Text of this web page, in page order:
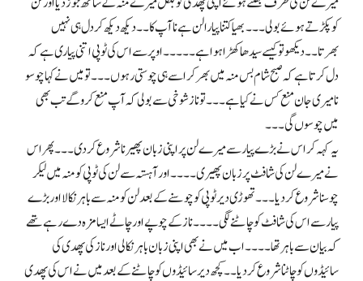
کو پکڑتے ہوئے بولی۔۔۔ بھیا کتنا پیارا لن ہے نا آپ کا۔۔ دیکھ دیکھ کر دل ہی نہیں
بھرتا۔۔ دیکھو تو کیسے سیدھا کھڑا ہوا ہے۔۔۔۔۔ اوپر سے اس کی ٹوپی اتنی پیاری ہے کہ
دل کرتا ہے کہ صبح شام بس منہ میں بھر کر اسے ہی چوستی رہوں ۔۔۔ تو میں نے کہا چوسو
نا میری جان منع کس نے کیا ہے۔۔۔ تو ناز شوخی سے بولی کہ آپ منع کرو گے تب بھی
میں چوسوں گی۔۔۔
یہ کہہ کر اس نے بڑے پیار سے میرے لن پر اپنی زبان پھیر نا شروع کر دی۔۔۔ پھر اس
نے میرے لن کی شافٹ پر زبان پھیری۔۔۔۔ اور آہستہ سے لن کی ٹوپی کو منہ میں لیکر
چوسنا شروع کر دیا۔۔۔ تھوڑی دیر ٹوپی کو چوسنے کے بعد لن کو منہ سے باہر نکالا اور بڑے
پیار سے اس کی شافٹ کو چاٹنے لگی۔۔۔۔ ناز کے چوپے اور چاٹے ایسا مزہ دے رہے تھے
کہ بیان سے باہر تھا۔۔۔۔ اب میں نے بھی اپنی زبان باہر نکالی اور ناز کی پھدی کی
سائیڈوں کو چاٹنا شروع کر دیا۔۔ کچھ دیر سائیڈوں کو چاٹنے کے بعد میں نے اس کی پھدی